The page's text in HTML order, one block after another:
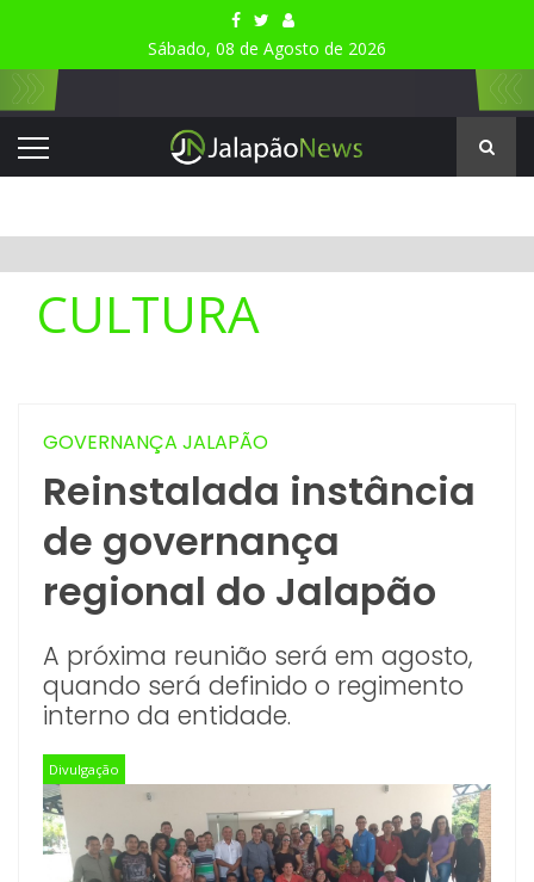
Sábado, 08 de Agosto de 2026
CULTURA
GOVERNANÇA JALAPÃO
Reinstalada instância
de governança
regional do Jalapão
A próxima reunião será em agosto,
quando será definido o regimento
interno da entidade.
Divulgação